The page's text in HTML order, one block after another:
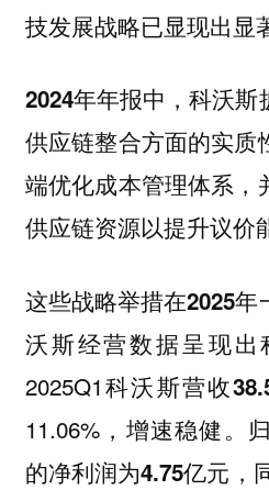
技发展战略已显现出显
2024年年报中，科沃
供应链整合方面的实质
端优化成本管理体系，
供应链资源以提升议价
这些战略举措在2025
沃斯经营数据呈现出
2025Q1科沃斯营收
11.06%，增速稳健。
的净利润为4.75亿元，